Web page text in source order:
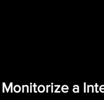
Monitorize a